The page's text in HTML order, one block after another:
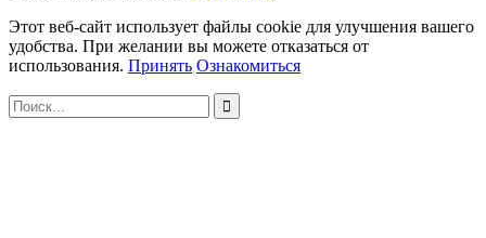
Этот веб-сайт использует файлы cookie для улучшения вашего
удобства. При желании вы можете отказаться от
использования. Принять Ознакомиться